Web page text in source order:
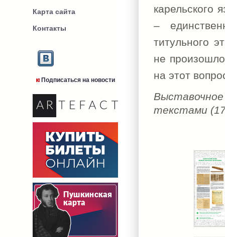
Карта сайта
Контакты
Подписаться на новости
карельского
–
титульного
не
на этот
текстами